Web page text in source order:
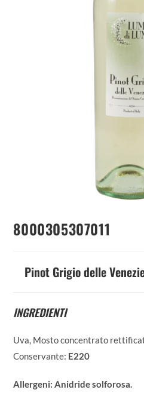
8000305307011
Pinot Grigio delle
INGREDIENTI
Uva, Mosto concentrato
Conservante: E220
Allergeni: Anidride solforosa.